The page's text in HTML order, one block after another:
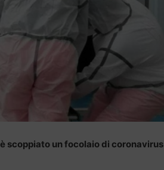
scoppiato un focolaio di coronavirus